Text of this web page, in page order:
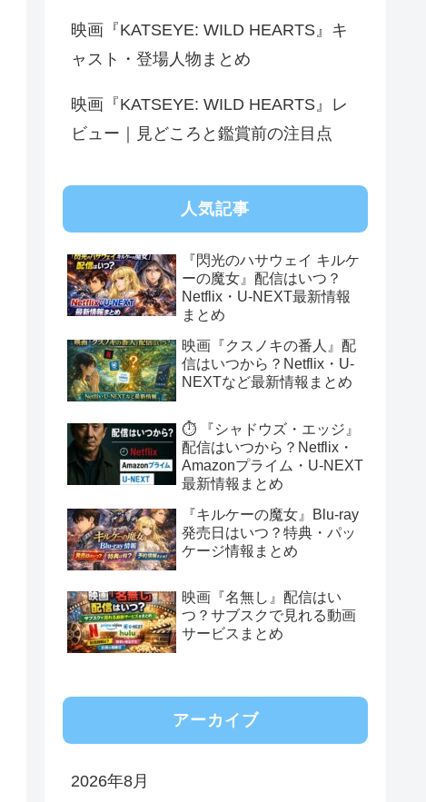
映画『KATSEYE: WILD HEARTS』キ
ャスト・登場人物まとめ
映画『KATSEYE: WILD HEARTS』レ
ビュー｜見どころと鑑賞前の注目点
人気記事
『閃光のハサウェイ キルケ
ーの魔女』配信はいつ？
Netflix・U-NEXT最新情報
まとめ
映画『クスノキの番人』配
信はいつから？Netflix・U-
NEXTなど最新情報まとめ
⏱️ 『シャドウズ・エッジ』
配信はいつから？Netflix・
Amazonプライム・U-NEXT
最新情報まとめ
『キルケーの魔女』Blu-ray
発売日はいつ？特典・パッ
ケージ情報まとめ
映画『名無し』配信はい
つ？サブスクで見れる動画
サービスまとめ
アーカイブ
2026年8月